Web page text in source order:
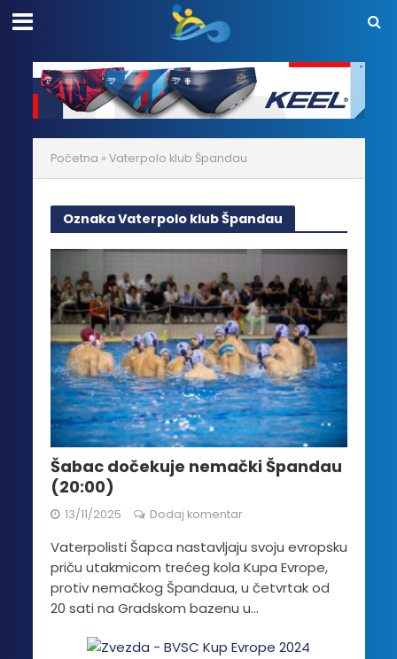
Početna » Vaterpolo klub Špandau
Oznaka Vaterpolo klub Špandau
Šabac dočekuje nemački Špandau
(20:00)
13/11/2025 Dodaj komentar
Vaterpolisti Šapca nastavljaju svoju evropsku
priču utakmicom trećeg kola Kupa Evrope,
protiv nemačkog Špandaua, u četvrtak od
20 sati na Gradskom bazenu u...